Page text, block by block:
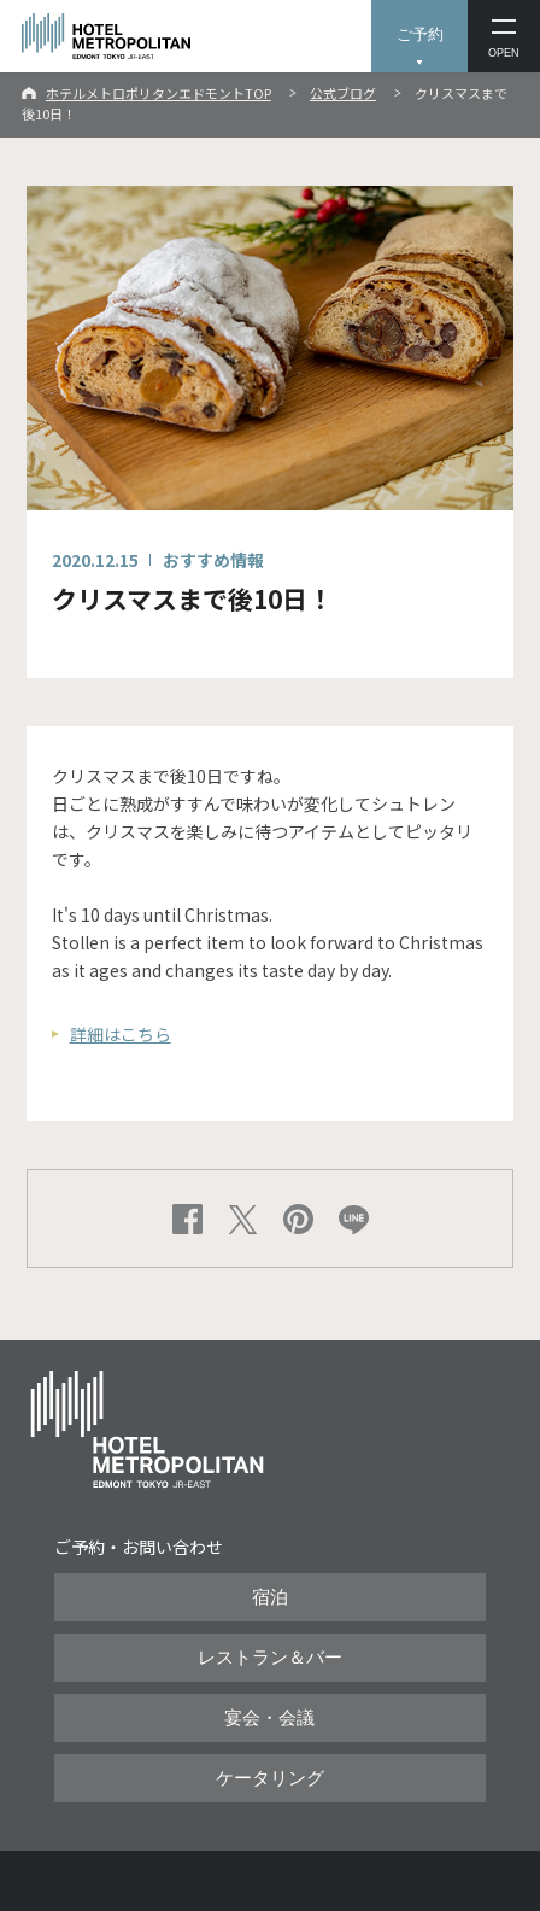
ご予約
OPEN
ホテルメトロポリタンエドモントTOP 公式ブログ
クリスマスまで
後10日！
2020.12.15 おすすめ情報
クリスマスまで後10日！
クリスマスまで後10日ですね。
日ごとに熟成がすすんで味わいが変化してシュトレン
は、クリスマスを楽しみに待つアイテムとしてピッタリ
です。
It's 10 days until Christmas.
Stollen is a perfect item to look forward to Christmas
as it ages and changes its taste day by day.
詳細はこちら
ご予約・お問い合わせ
宿泊
レストラン＆バー
宴会・会議
ケータリング